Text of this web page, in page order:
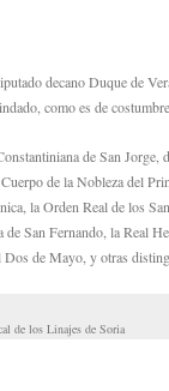
decano Duque de
como es de
de San Jorge,
de la Nobleza del
la Orden Real de los
San Fernando, la Real
de Mayo, y otras
de los Linajes de Soria